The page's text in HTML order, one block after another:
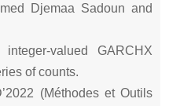
Djemaa Sadoun and
valued GARCHX
of counts.
(Méthodes et Outils